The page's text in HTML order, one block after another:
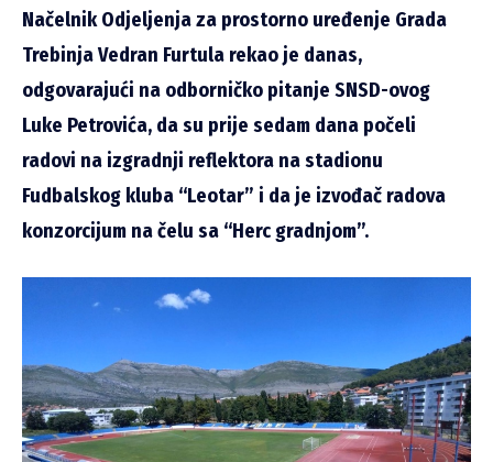
Načelnik Odjeljenja za prostorno uređenje Grada
Trebinja Vedran Furtula rekao je danas,
odgovarajući na odborničko pitanje SNSD-ovog
Luke Petrovića, da su prije sedam dana počeli
radovi na izgradnji reflektora na stadionu
Fudbalskog kluba “Leotar” i da je izvođač radova
konzorcijum na čelu sa “Herc gradnjom”.